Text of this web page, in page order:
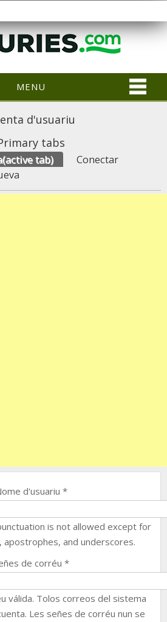
MENU
d'usuariu
tabs
(active tab)
Conectar
d'usuariu *
is not allowed except for
apostrophes, and underscores.
de corréu *
válida. Tolos correos del sistema
Les señes de corréu nun se